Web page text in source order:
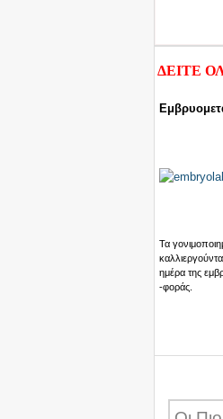
ΔΕΙΤΕ
Τα
ημέρα της
-φοράς.